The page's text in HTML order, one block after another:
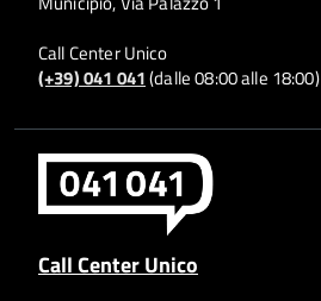
Call Center Unico
(+39) 041 041(dalle 08:00 alle 18:00)
Call Center Unico